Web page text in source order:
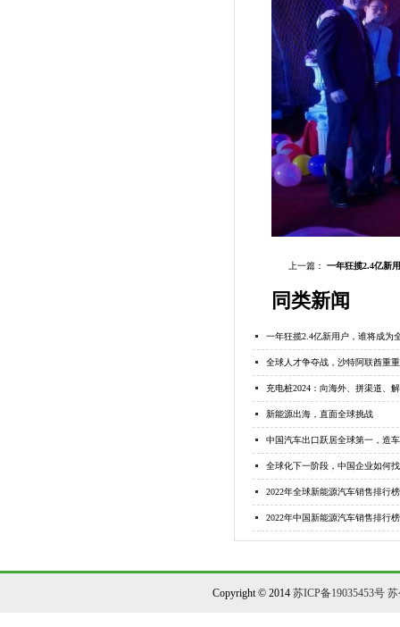
上一篇： 一年狂揽2.4亿新
同类新闻
一年狂揽2.4亿新用户，谁将成为
全球人才争夺战，沙特阿联酋重
充电桩2024：向海外、拼渠道、
新能源出海，直面全球挑战
中国汽车出口跃居全球第一，造
全球化下一阶段，中国企业如何
2022年全球新能源汽车销售排行榜
2022年中国新能源汽车销售排行榜
Copyright © 2014苏ICP备19035453号 苏